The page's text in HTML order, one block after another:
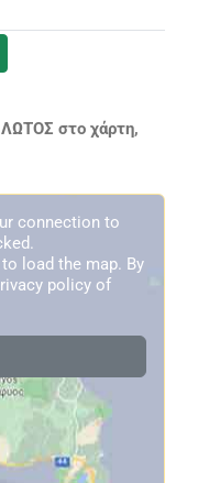
ΛΩΤΟΣ στο χάρτη,
connection to
load the map. By
policy of